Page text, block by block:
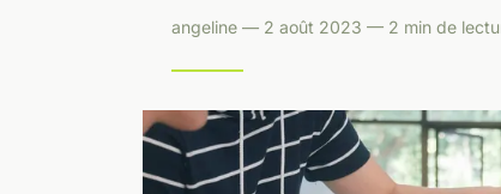
angeline — 2 août 2023 — 2 min de